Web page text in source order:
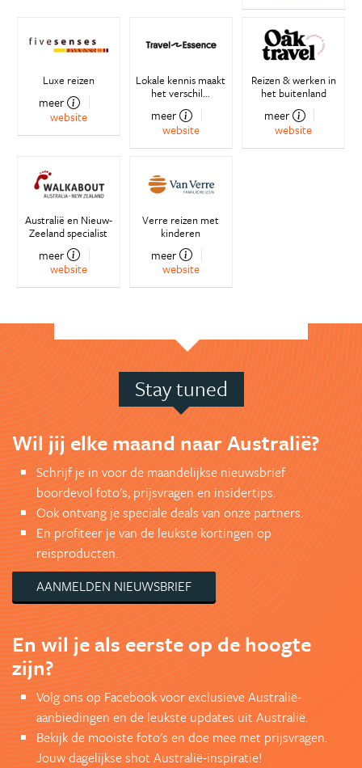
Luxe reizen
meer
website
Lokale kennis maakt
het verschil...
meer
website
Reizen & werken in
het buitenland
meer
website
Australië en Nieuw-
Zeeland specialist
meer
website
Verre reizen met
kinderen
meer
website
Stay tuned
Wil jij elke maand naar Australië?
Schrijf je in voor de maandelijkse nieuwsbrief
boordevol foto's, prijsvragen en insidertips.
Ook ontvang je speciale deals van onze partners.
En profiteer je van de leukste kortingen op
reisproducten.
AANMELDEN NIEUWSBRIEF
En wil je als eerste op de hoogte
zijn?
Volg ons op Facebook voor exclusieve Australië-
aanbiedingen en de leukste updates uit Australië.
Bekijk de mooiste foto's en doe mee met prijsvragen.
Jouw dagelijkse shot Australië-inspiratie!